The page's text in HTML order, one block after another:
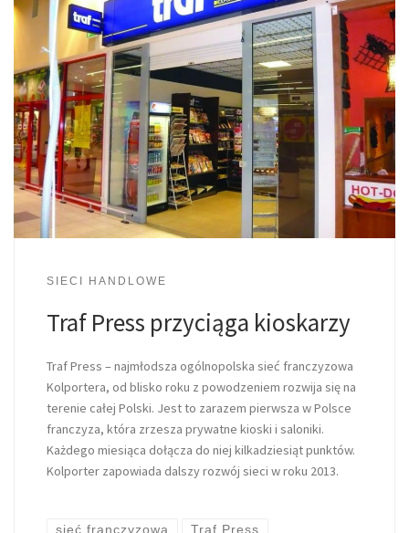
SIECI HANDLOWE
Traf Press przyciąga kioskarzy
Traf Press – najmłodsza ogólnopolska sieć franczyzowa
Kolportera, od blisko roku z powodzeniem rozwija się na
terenie całej Polski. Jest to zarazem pierwsza w Polsce
franczyza, która zrzesza prywatne kioski i saloniki.
Każdego miesiąca dołącza do niej kilkadziesiąt punktów.
Kolporter zapowiada dalszy rozwój sieci w roku 2013.
sieć franczyzowa Traf Press